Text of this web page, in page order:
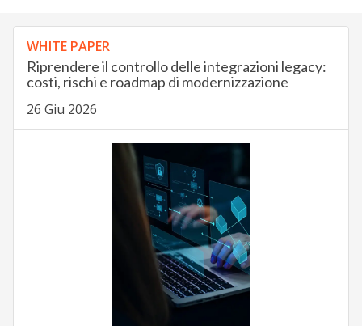
WHITE PAPER
Riprendere il controllo delle integrazioni legacy:
costi, rischi e roadmap di modernizzazione
26 Giu 2026